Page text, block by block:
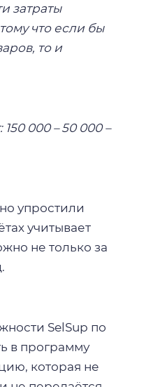
затраты
что если бы
то и
: 150 000 – 50 000 –
упростили
учитывает
не только за
SelSup по
в программу
которая не